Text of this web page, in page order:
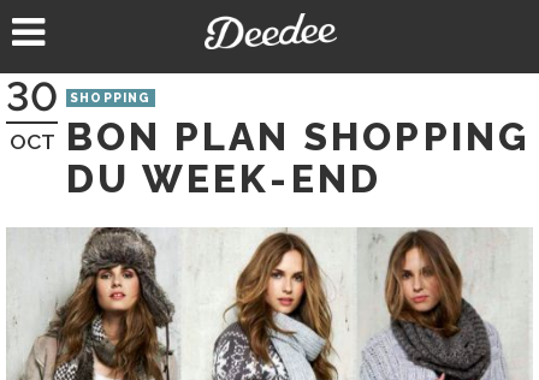
au
30
OCT
SHOPPING
BON PLAN SHOPPING
DU WEEK-END